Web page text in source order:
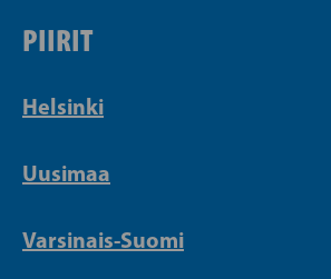
PIIRIT
Helsinki
Uusimaa
Varsinais-Suomi